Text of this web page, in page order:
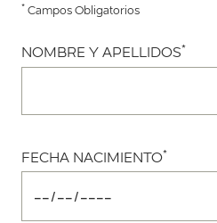
* Campos Obligatorios
NOMBRE Y APELLIDOS*
FECHA NACIMIENTO*